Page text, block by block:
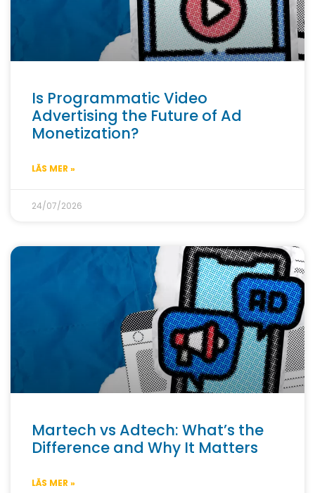
Is Programmatic Video
Advertising the Future of Ad
Monetization?
LÄS MER »
24/07/2026
Martech vs Adtech: What’s the
Difference and Why It Matters
LÄS MER »